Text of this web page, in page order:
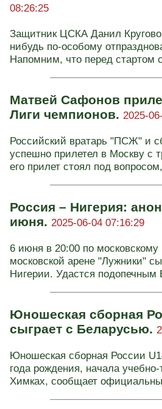
08:26:25
Защитник ЦСКА Данил
нибудь по-особому
Напомним, что перед стартом
Матвей Сафонов
Лиги чемпионов. 2025-
Российский вратарь "ПСЖ" и
успешно прилетел в Москву с
его прилет стоял под
Россия – Нигерия:
июня. 2025-06-04 07:16:29
6 июня в 20:00 по
московской арене "Лужники"
Нигерии. Удастся подопечным
Юношеская сборная
сыграет с Беларусью.
Юношеская сборная России
года рождения, начала
Химках, сообщает